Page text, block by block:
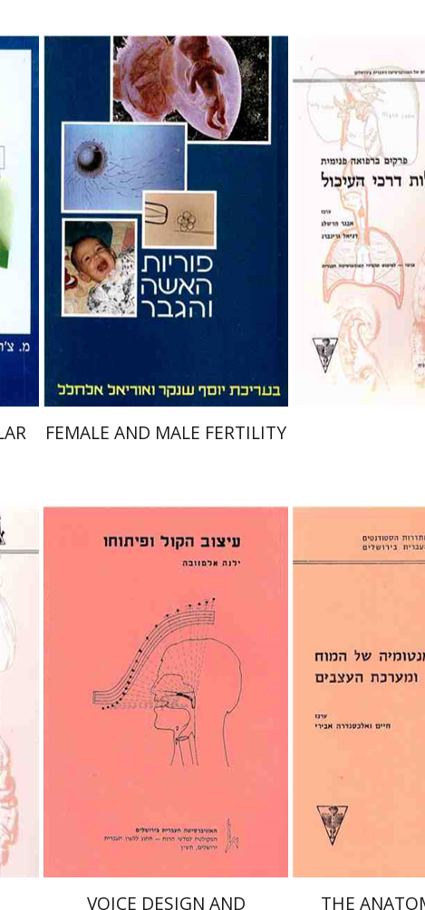
Joseph G. Schenkar
Uriel
Elchalal
FEMALE AND MALE FERTILITY
Daniel
אבנר הרשלג
VOICE DESIGN AND
THE